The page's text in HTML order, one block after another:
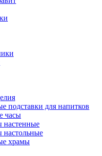
подставки для напитков
часы
настенные
настольные
храмы